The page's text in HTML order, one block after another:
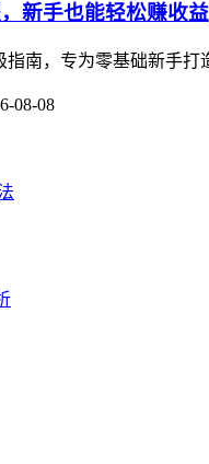
新手也能轻松赚收益
南，专为零基础新手
08-08